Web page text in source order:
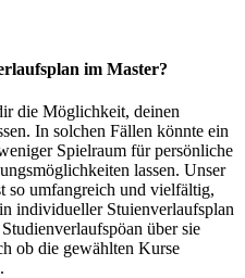
im Master?
die Möglichkeit, deinen
In solchen Fällen könnte ein
Spielraum für persönliche
lassen. Unser
so umfangreich und vielfältig,
individueller Stuienverlaufsplan
über sie
ob die gewählten Kurse